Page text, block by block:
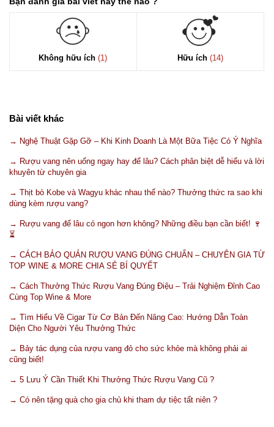
Không hữu ích (1) Hữu ích (14)
Bài viết khác
→ Nghệ Thuật Gặp Gỡ – Khi Kinh Doanh Là Một Bữa Tiệc Có Ý Nghĩa
→ Rượu vang nên uống ngay hay để lâu? Cách phân biệt dễ hiểu và lời
khuyên từ chuyên gia
→ Thịt bò Kobe và Wagyu khác nhau thế nào? Thưởng thức ra sao khi
dùng kèm rượu vang?
→ Rượu vang để lâu có ngon hơn không? Những điều bạn cần biết! 🍷
⏳
→ CÁCH BẢO QUẢN RƯỢU VANG ĐÚNG CHUẨN – CHUYÊN GIA TỪ
TOP WINE & MORE CHIA SẺ BÍ QUYẾT
→ Cách Thưởng Thức Rượu Vang Đúng Điệu – Trải Nghiệm Đỉnh Cao
Cùng Top Wine & More
→ Tìm Hiểu Về Cigar Từ Cơ Bản Đến Nâng Cao: Hướng Dẫn Toàn
Diện Cho Người Yêu Thưởng Thức
→ Bảy tác dụng của rượu vang đỏ cho sức khỏe mà không phải ai
cũng biết!
→ 5 Lưu Ý Cần Thiết Khi Thưởng Thức Rượu Vang Cũ ?
→ Có nên tặng quà cho gia chủ khi tham dự tiệc tất niên ?